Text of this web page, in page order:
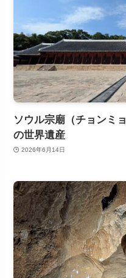
ソウル宗廟（チョンミ
の世界遺産
2026年6月14日